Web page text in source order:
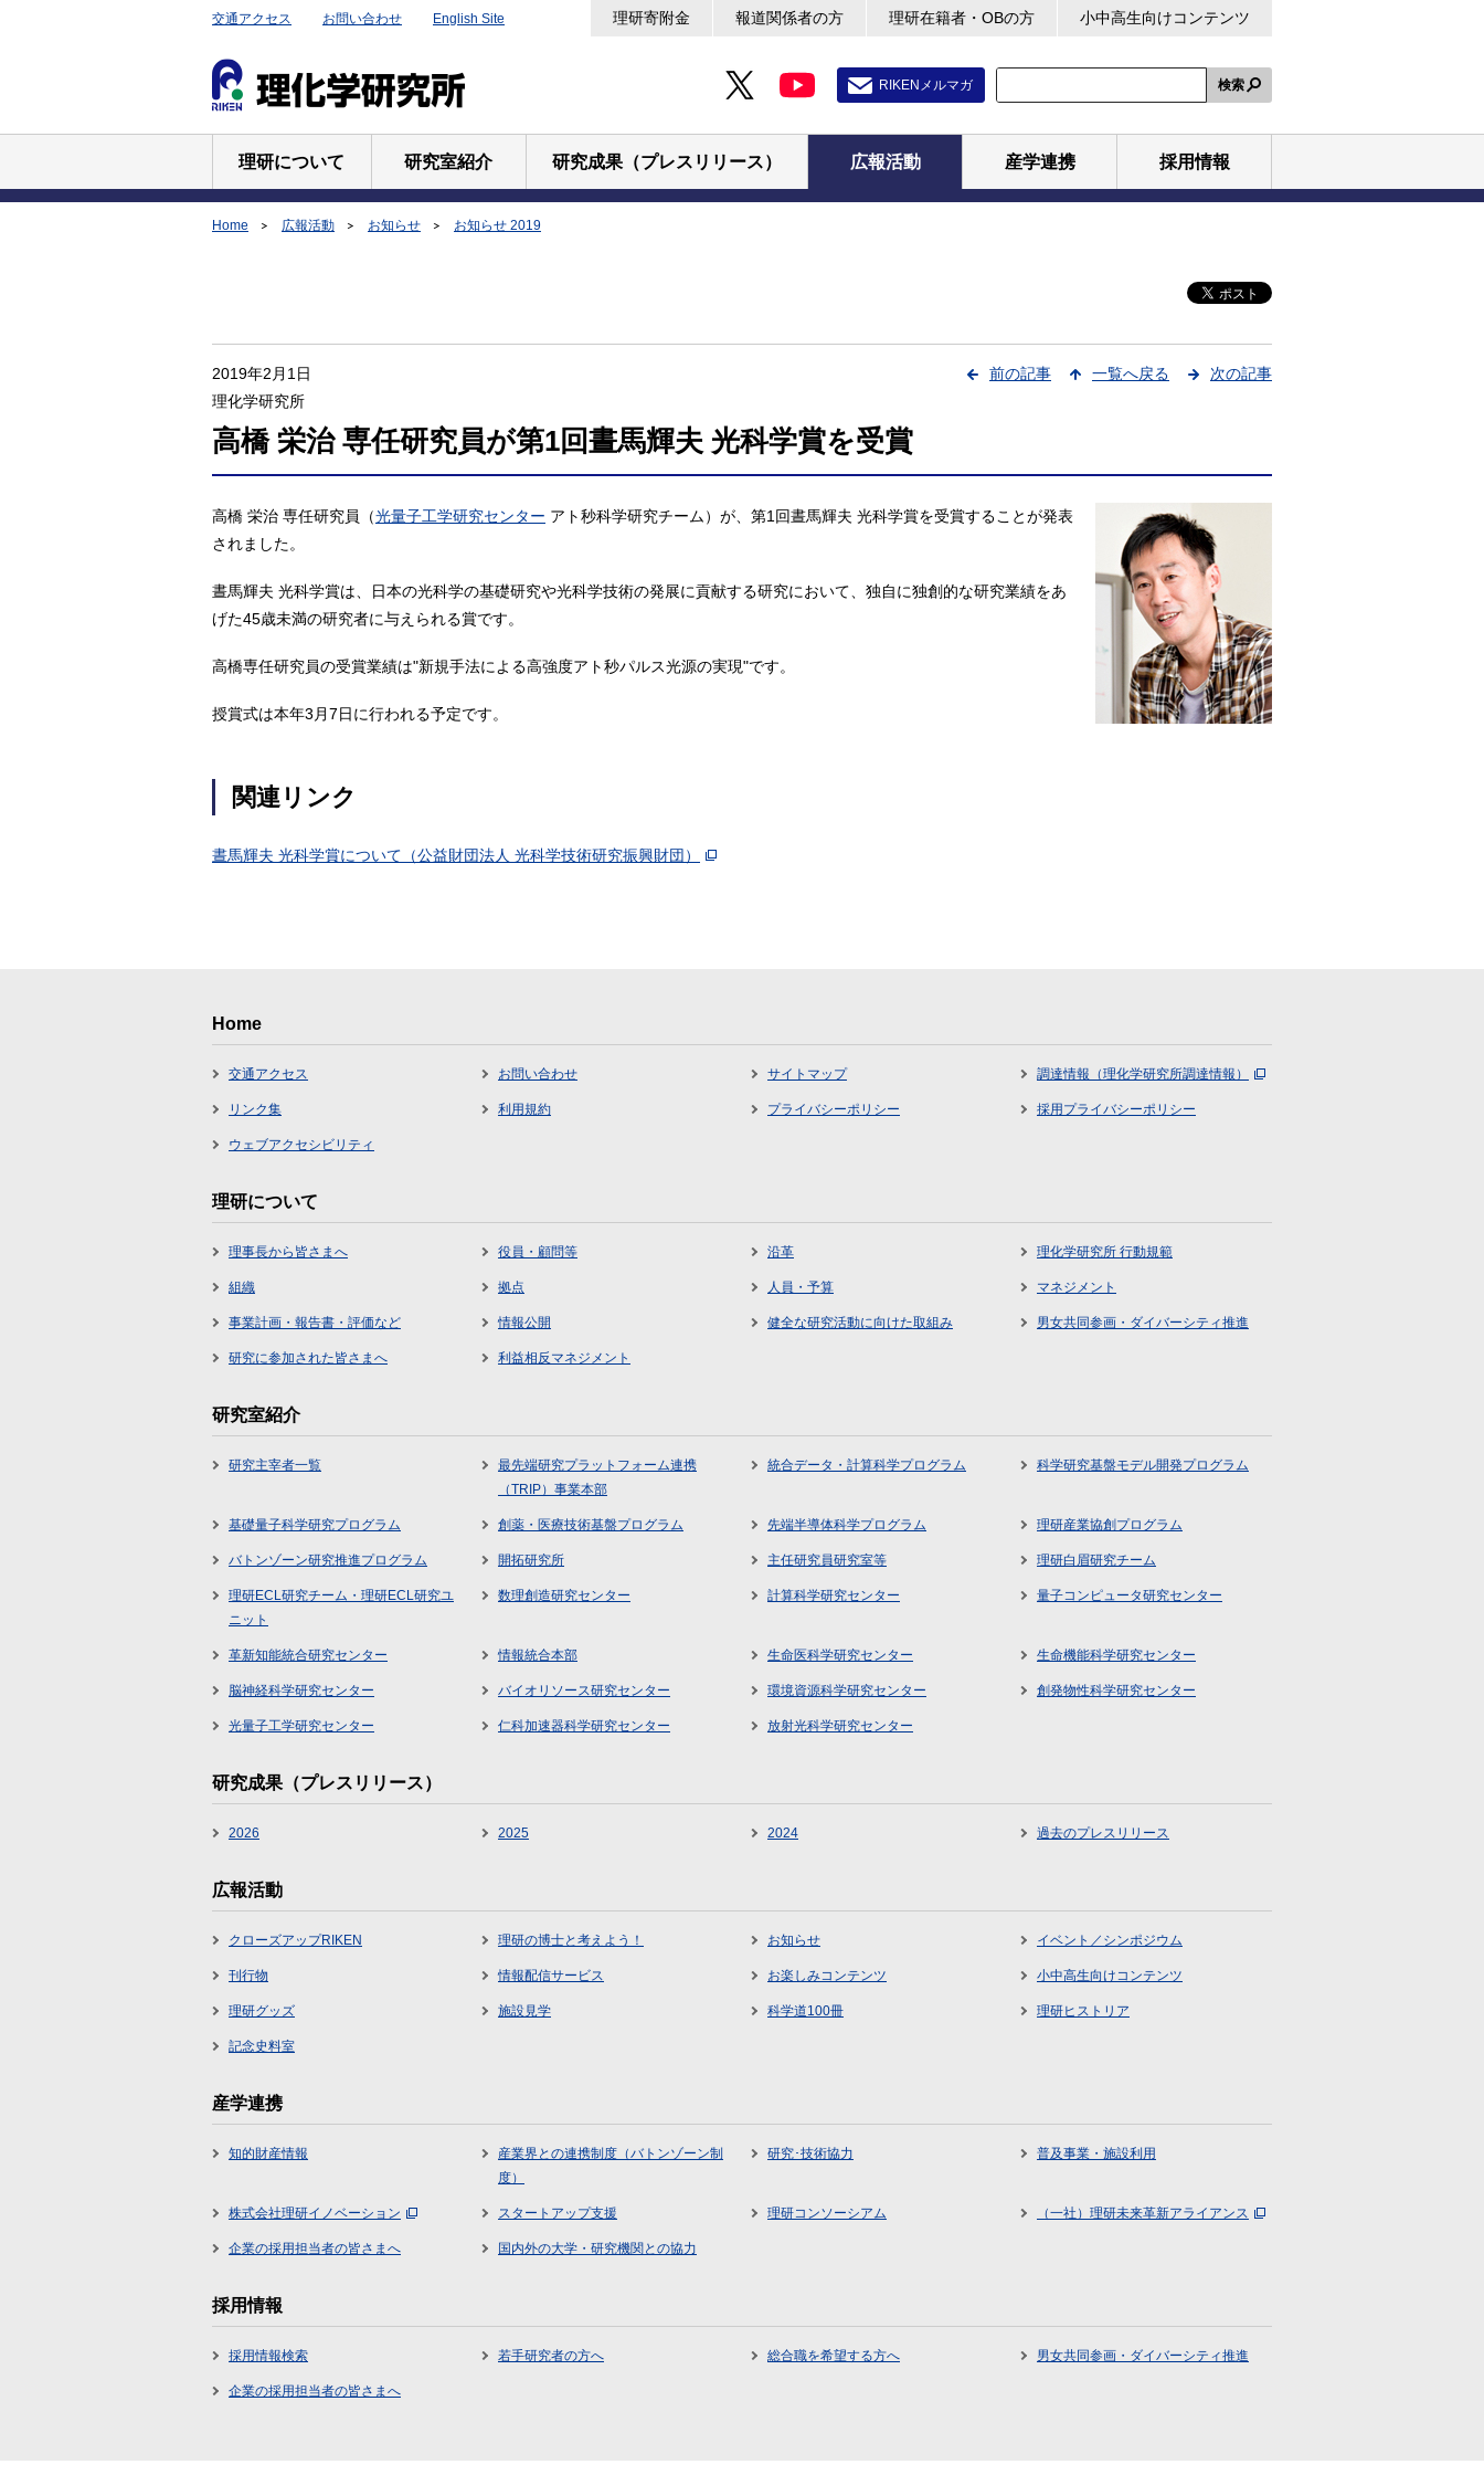
交通アクセス お問い合わせ English Site 理研寄附金 報道関係者の方 理研在籍者・OBの方 小中高生向けコンテンツ
RIKENメルマガ 検索
理研について 研究室紹介 研究成果（プレスリリース） 広報活動 産学連携 採用情報
Home 広報活動 お知らせ お知らせ 2019
前の記事 一覧へ戻る 次の記事
2019年2月1日
理化学研究所
高橋 栄治 専任研究員が第1回晝馬輝夫 光科学賞を受賞
高橋 栄治 専任研究員（光量子工学研究センター アト秒科学研究チーム）が、第1回晝馬輝夫 光科学賞を受賞することが発表
されました。
晝馬輝夫 光科学賞は、日本の光科学の基礎研究や光科学技術の発展に貢献する研究において、独自に独創的な研究業績をあ
げた45歳未満の研究者に与えられる賞です。
高橋専任研究員の受賞業績は"新規手法による高強度アト秒パルス光源の実現"です。
授賞式は本年3月7日に行われる予定です。
関連リンク
晝馬輝夫 光科学賞について（公益財団法人 光科学技術研究振興財団）
Home
交通アクセス お問い合わせ サイトマップ 調達情報（理化学研究所調達情報）
リンク集 利用規約 プライバシーポリシー 採用プライバシーポリシー
ウェブアクセシビリティ
理研について
理事長から皆さまへ 役員・顧問等 沿革 理化学研究所 行動規範
組織 拠点 人員・予算 マネジメント
事業計画・報告書・評価など 情報公開 健全な研究活動に向けた取組み 男女共同参画・ダイバーシティ推進
研究に参加された皆さまへ 利益相反マネジメント
研究室紹介
研究主宰者一覧
最先端研究プラットフォーム連携
（TRIP）事業本部
統合データ・計算科学プログラム 科学研究基盤モデル開発プログラム
基礎量子科学研究プログラム 創薬・医療技術基盤プログラム 先端半導体科学プログラム 理研産業協創プログラム
バトンゾーン研究推進プログラム 開拓研究所 主任研究員研究室等 理研白眉研究チーム
理研ECL研究チーム・理研ECL研究ユ
ニット
数理創造研究センター 計算科学研究センター 量子コンピュータ研究センター
革新知能統合研究センター 情報統合本部 生命医科学研究センター 生命機能科学研究センター
脳神経科学研究センター バイオリソース研究センター 環境資源科学研究センター 創発物性科学研究センター
光量子工学研究センター 仁科加速器科学研究センター 放射光科学研究センター
研究成果（プレスリリース）
2026 2025 2024 過去のプレスリリース
広報活動
クローズアップRIKEN 理研の博士と考えよう！ お知らせ イベント／シンポジウム
刊行物 情報配信サービス お楽しみコンテンツ 小中高生向けコンテンツ
理研グッズ 施設見学 科学道100冊 理研ヒストリア
記念史料室
産学連携
知的財産情報
産業界との連携制度（バトンゾーン制
度）
研究･技術協力 普及事業・施設利用
株式会社理研イノベーション スタートアップ支援 理研コンソーシアム （一社）理研未来革新アライアンス
企業の採用担当者の皆さまへ 国内外の大学・研究機関との協力
採用情報
採用情報検索 若手研究者の方へ 総合職を希望する方へ 男女共同参画・ダイバーシティ推進
企業の採用担当者の皆さまへ